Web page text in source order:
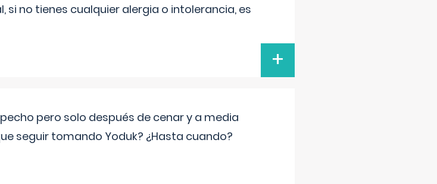
si no tienes cualquier alergia o intolerancia, es
+
pero solo después de cenar y a media
seguir tomando Yoduk? ¿Hasta cuando?